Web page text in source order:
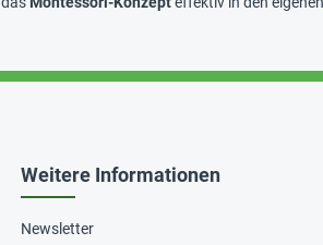
Weitere Informationen
Newsletter